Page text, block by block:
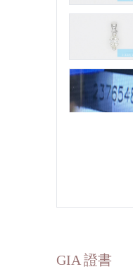
GIA 證書